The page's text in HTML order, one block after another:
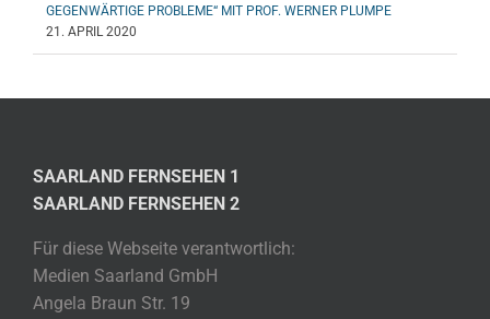
GEGENWÄRTIGE PROBLEME“ MIT PROF. WERNER PLUMPE
21. APRIL 2020
SAARLAND FERNSEHEN 1
SAARLAND FERNSEHEN 2
Für diese Webseite verantwortlich:
Medien Saarland GmbH
Angela Braun Str. 19